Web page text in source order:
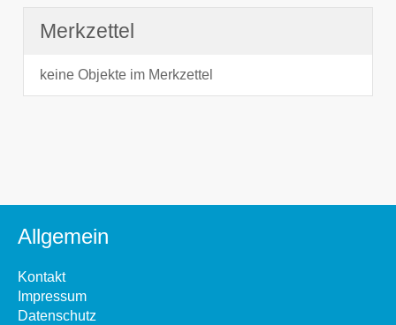
Merkzettel
keine Objekte im Merkzettel
Allgemein
Kontakt
Impressum
Datenschutz